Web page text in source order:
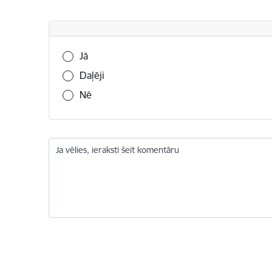
Vai šī informācija bija noderīga?
Jā
Daļēji
Nē
Ja vēlies, ieraksti šeit komentāru